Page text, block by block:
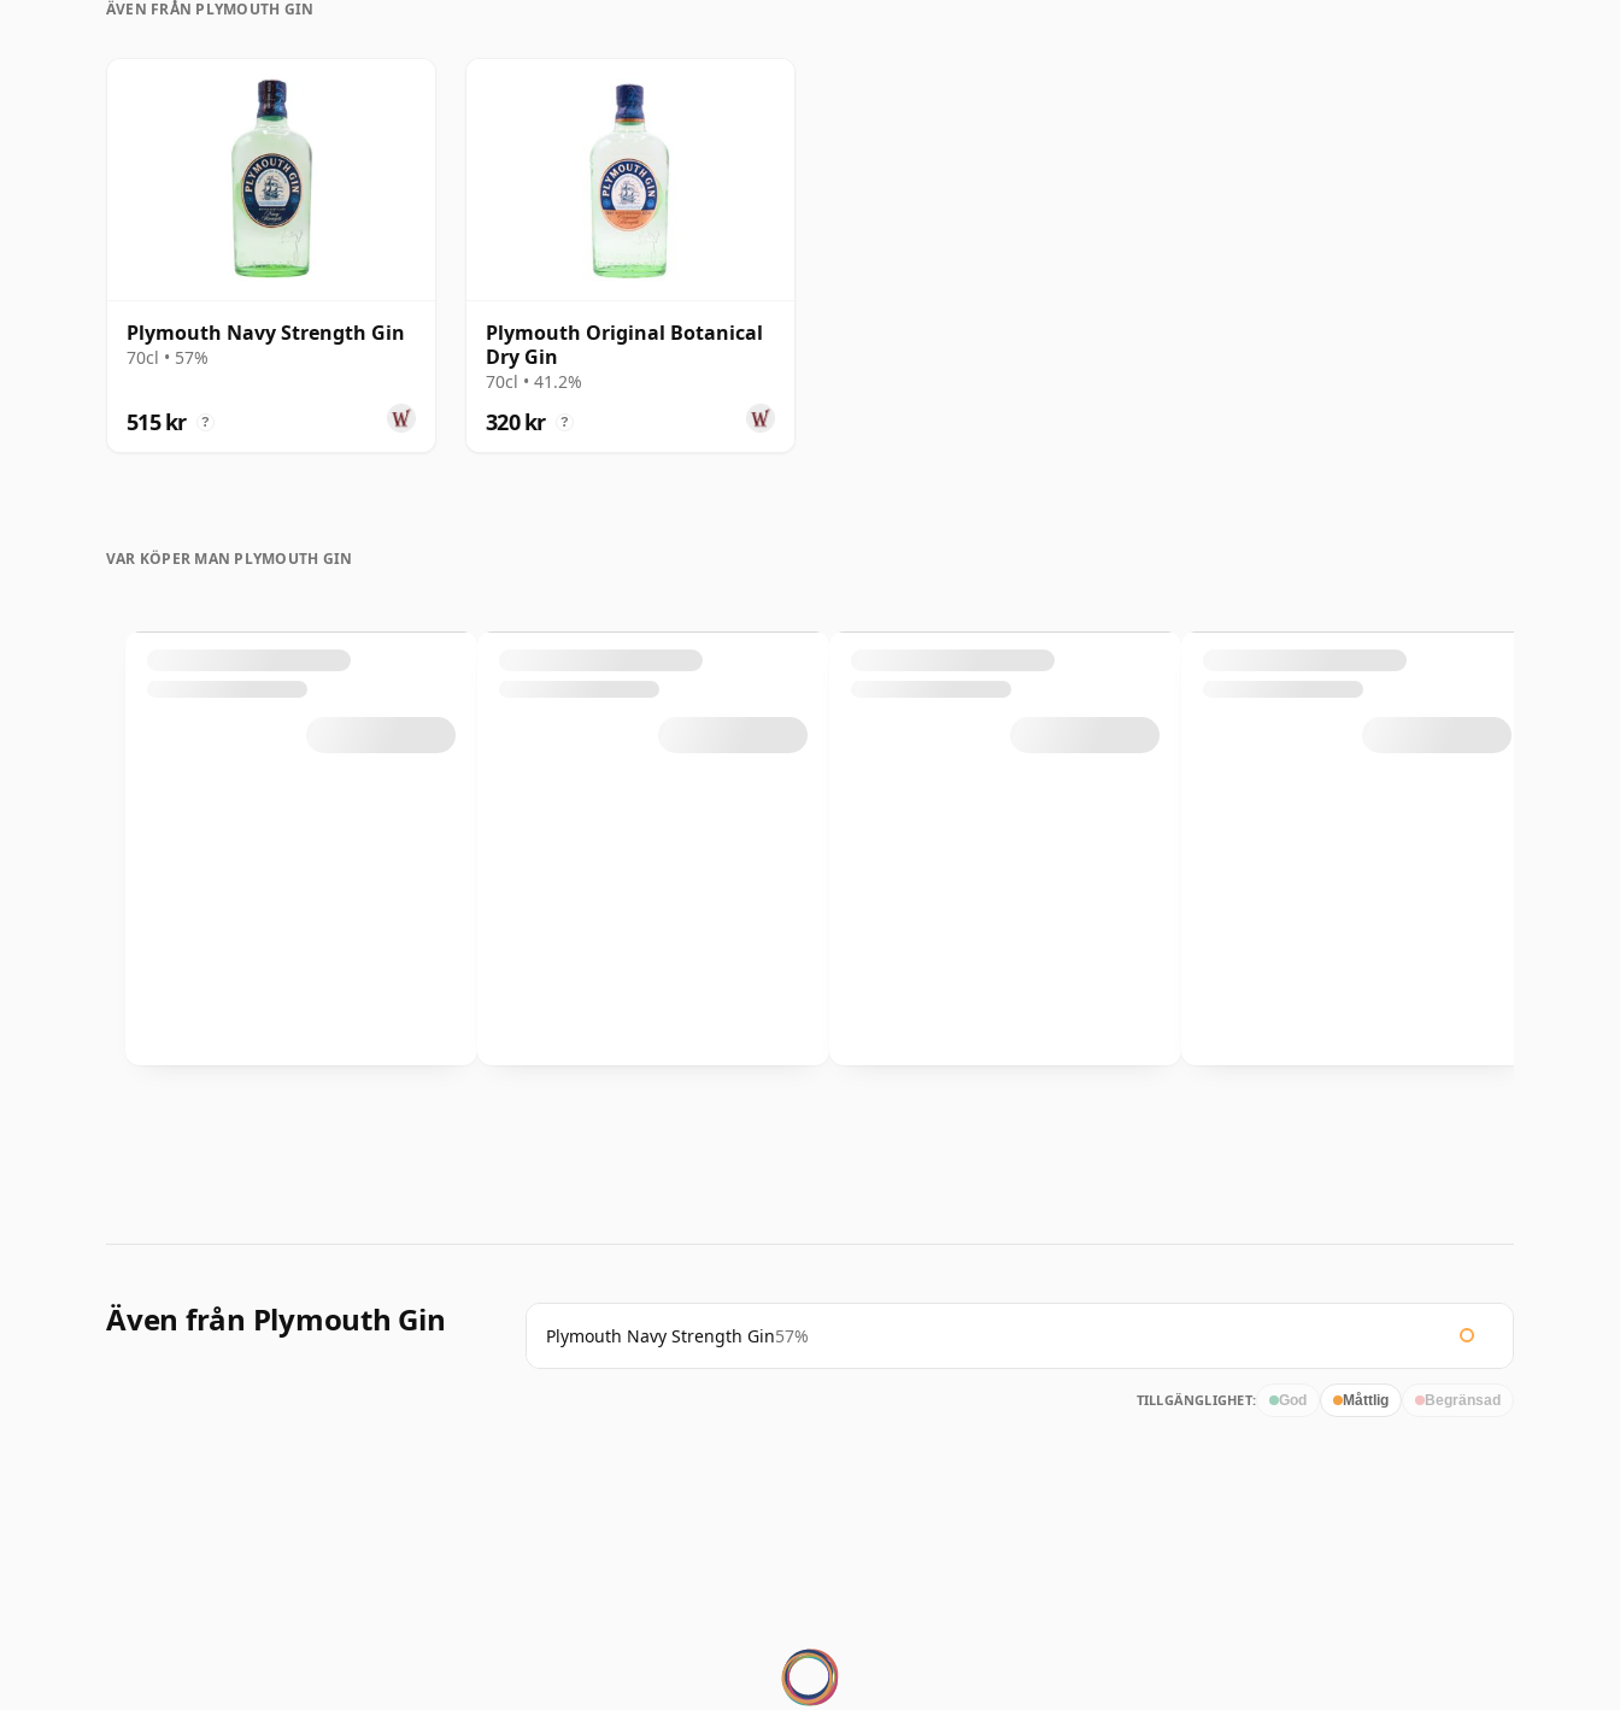
ÄVEN FRÅN PLYMOUTH GIN
Plymouth Navy Strength Gin
70cl • 57%
515 kr ?
Plymouth Original Botanical
Dry Gin
70cl • 41.2%
320 kr ?
VAR KÖPER MAN PLYMOUTH GIN
Även från Plymouth Gin Plymouth Navy Strength Gin57%
TILLGÄNGLIGHET: God Måttlig Begränsad